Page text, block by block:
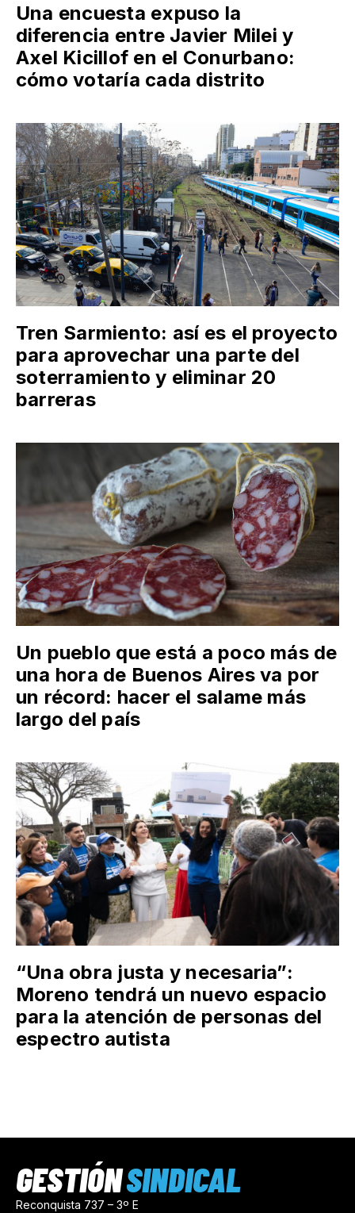
Una encuesta expuso la
diferencia entre Javier Milei y
Axel Kicillof en el Conurbano:
cómo votaría cada distrito
Tren Sarmiento: así es el proyecto
para aprovechar una parte del
soterramiento y eliminar 20
barreras
Un pueblo que está a poco más de
una hora de Buenos Aires va por
un récord: hacer el salame más
largo del país
“Una obra justa y necesaria”:
Moreno tendrá un nuevo espacio
para la atención de personas del
espectro autista
Reconquista 737 – 3º E
GESTIÓNSINDICAL